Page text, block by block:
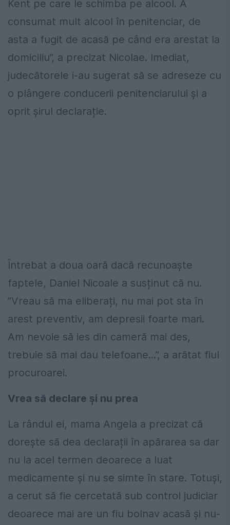
Kent pe care le schimba pe alcool. A
consumat mult alcool în penitenciar, de
asta a fugit de acasă pe când era arestat la
domiciliu”, a precizat Nicolae. Imediat,
judecătorele i-au sugerat să se adreseze cu
o plângere conducerii penitenciarului și a
oprit șirul declarație.
Întrebat a doua oară dacă recunoaște
faptele, Daniel Nicoale a susținut că nu.
”Vreau să ma eliberați, nu mai pot sta în
arest preventiv, am depresii foarte mari.
Am nevoie să ies din cameră mai des,
trebuie să mai dau telefoane...”, a arătat fiul
procuroarei.
Vrea să declare și nu prea
La rândul ei, mama Angela a precizat că
dorește să dea declarații în apărarea sa dar
nu la acel termen deoarece a luat
medicamente și nu se simte în stare. Totuși,
a cerut să fie cercetată sub control judiciar
deoarece mai are un fiu bolnav acasă și nu-